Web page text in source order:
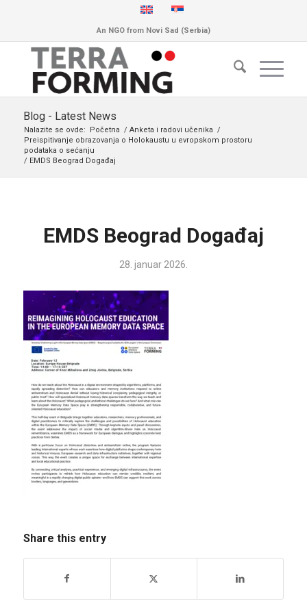
An NGO from Novi Sad (Serbia)
Blog - Latest News
Nalazite se ovde: Početna / Anketa i radovi učenika /
Preispitivanje obrazovanja o Holokaustu u evropskom prostoru
podataka o sećanju
/ EMDS Beograd Događaj
EMDS Beograd Događaj
28. januar 2026.
Share this entry